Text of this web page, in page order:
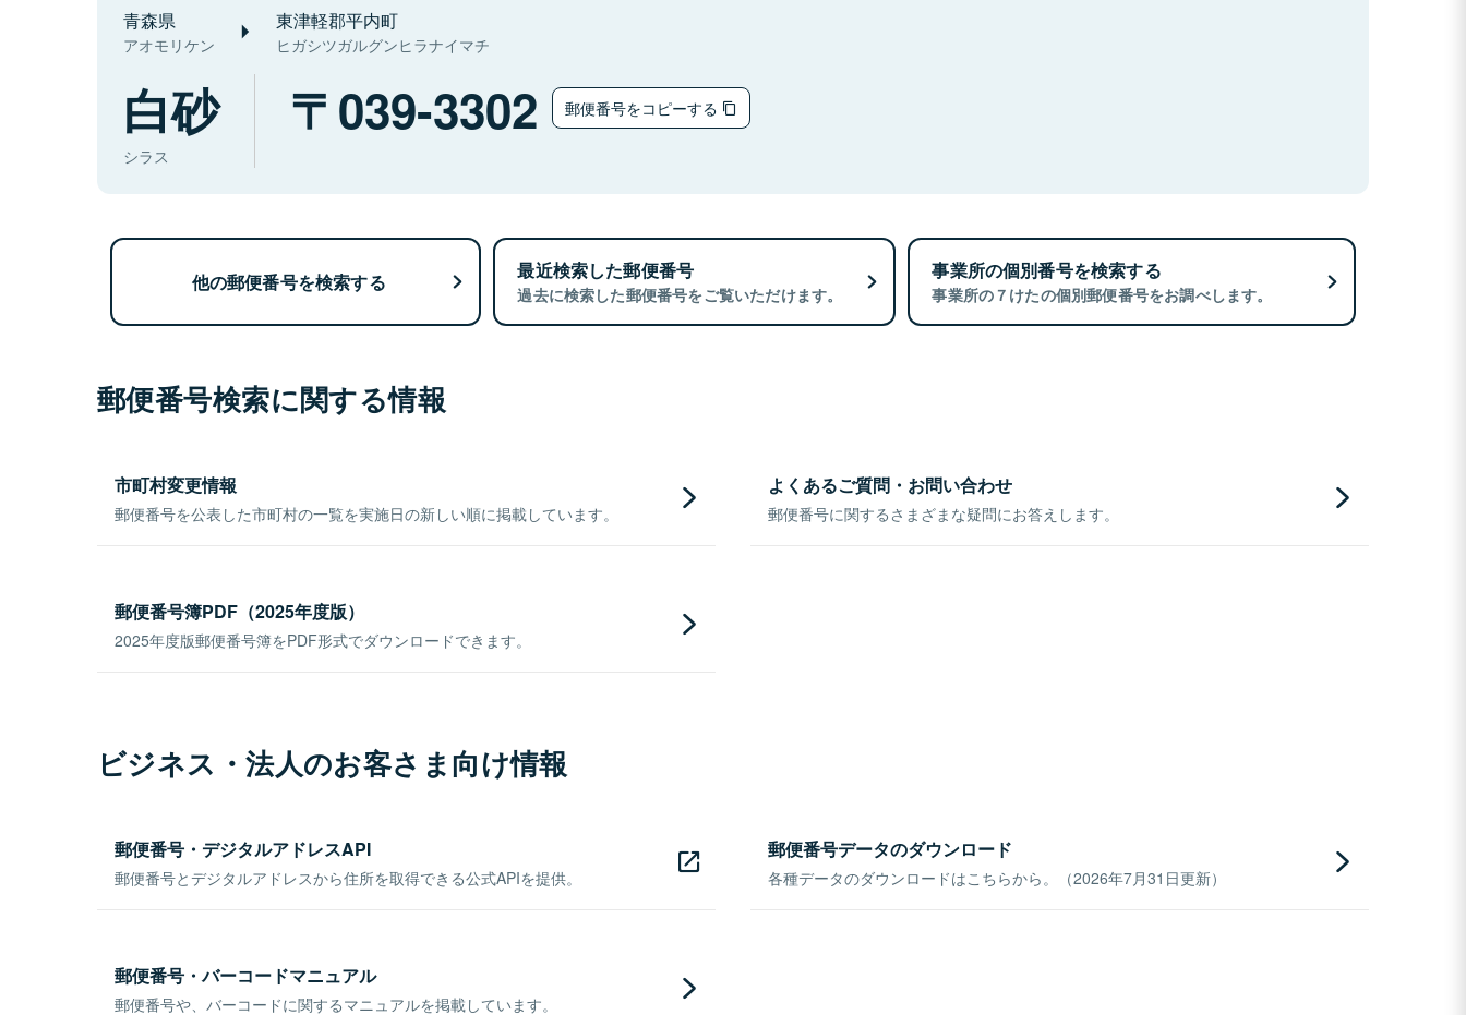
青森県
アオモリケン
東津軽郡平内町
ヒガシツガルグンヒラナイマチ
白砂
シラス
039-3302 郵便番号をコピーする
他の郵便番号を検索する 最近検索した郵便番号
過去に検索した郵便番号をご覧いただけます。
事業所の個別番号を検索する
事業所の７けたの個別郵便番号をお調べします。
郵便番号検索に関する情報
市町村変更情報
郵便番号を公表した市町村の一覧を実施日の新しい順に掲載しています。
よくあるご質問・お問い合わせ
郵便番号に関するさまざまな疑問にお答えします。
郵便番号簿PDF（2025年度版）
2025年度版郵便番号簿をPDF形式でダウンロードできます。
ビジネス・法人のお客さま向け情報
郵便番号・デジタルアドレスAPI
郵便番号とデジタルアドレスから住所を取得できる公式APIを提供。
郵便番号データのダウンロード
各種データのダウンロードはこちらから。（2026年7月31日更新）
郵便番号・バーコードマニュアル
郵便番号や、バーコードに関するマニュアルを掲載しています。